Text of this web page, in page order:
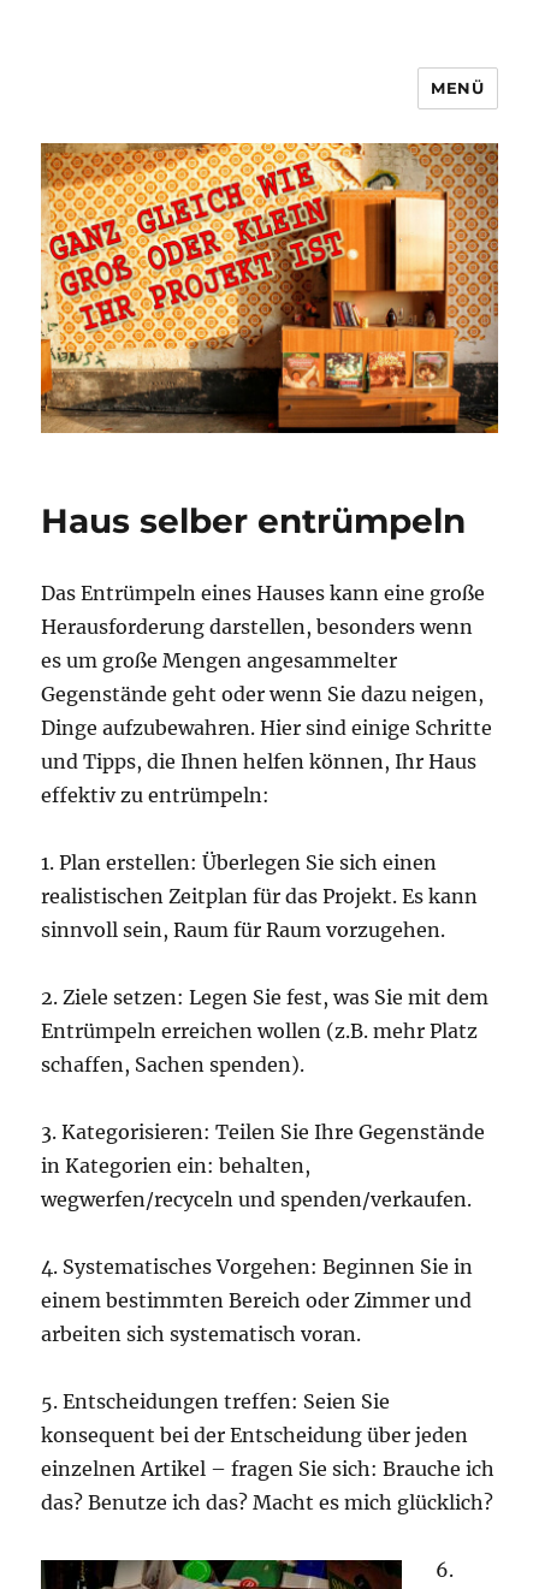
MENÜ
Haus selber entrümpeln
Das Entrümpeln eines Hauses kann eine große
Herausforderung darstellen, besonders wenn
es um große Mengen angesammelter
Gegenstände geht oder wenn Sie dazu neigen,
Dinge aufzubewahren. Hier sind einige Schritte
und Tipps, die Ihnen helfen können, Ihr Haus
effektiv zu entrümpeln:
1. Plan erstellen: Überlegen Sie sich einen
realistischen Zeitplan für das Projekt. Es kann
sinnvoll sein, Raum für Raum vorzugehen.
2. Ziele setzen: Legen Sie fest, was Sie mit dem
Entrümpeln erreichen wollen (z.B. mehr Platz
schaffen, Sachen spenden).
3. Kategorisieren: Teilen Sie Ihre Gegenstände
in Kategorien ein: behalten,
wegwerfen/recyceln und spenden/verkaufen.
4. Systematisches Vorgehen: Beginnen Sie in
einem bestimmten Bereich oder Zimmer und
arbeiten sich systematisch voran.
5. Entscheidungen treffen: Seien Sie
konsequent bei der Entscheidung über jeden
einzelnen Artikel – fragen Sie sich: Brauche ich
das? Benutze ich das? Macht es mich glücklich?
6.